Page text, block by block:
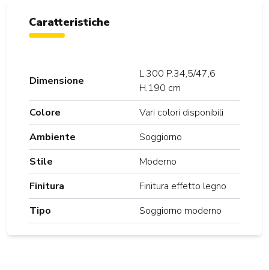
Caratteristiche
Dimensione
L.300 P.34,5/47,6
H.190 cm
Colore
Vari colori disponibili
Ambiente
Soggiorno
Stile
Moderno
Finitura
Finitura effetto legno
Tipo
Soggiorno moderno